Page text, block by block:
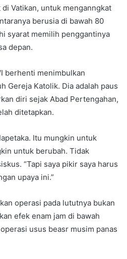
Vatikan, untuk menganngkat
berusia di bawah 80
syarat memilih penggantinya
depan.
berhenti menimbulkan
Gereja Katolik. Dia adalah paus
diri sejak Abad Pertengahan,
ditetapkan.
Itu mungkin untuk
untuk berubah. Tidak
“Tapi saya pikir saya harus
upaya ini.”
operasi pada lututnya bukan
efek enam jam di bawah
usus beasr musim panas